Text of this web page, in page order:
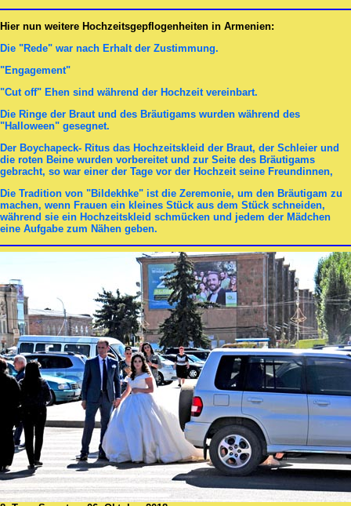
Hier nun weitere Hochzeitsgepflogenheiten in Armenien:
Die "Rede" war nach Erhalt der Zustimmung.
"Engagement"
"Cut off" Ehen sind während der Hochzeit vereinbart.
Die Ringe der Braut und des Bräutigams wurden während des
"Halloween" gesegnet.
Der Boychapeck- Ritus das Hochzeitskleid der Braut, der Schleier und
die roten Beine wurden vorbereitet und zur Seite des Bräutigams
gebracht, so war einer der Tage vor der Hochzeit seine Freundinnen,
Die Tradition von "Bildekhke" ist die Zeremonie, um den Bräutigam zu
machen, wenn Frauen ein kleines Stück aus dem Stück schneiden,
während sie ein Hochzeitskleid schmücken und jedem der Mädchen
eine Aufgabe zum Nähen geben.